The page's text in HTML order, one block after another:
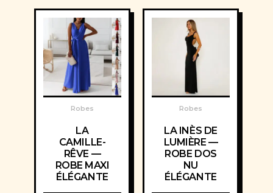
Robes
LA
CAMILLE-
RÊVE —
ROBE MAXI
ÉLÉGANTE
Robes
LA INÈS DE
LUMIÈRE —
ROBE DOS
NU
ÉLÉGANTE